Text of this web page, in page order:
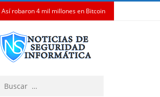
Así robaron 4 mil millones en Bitcoin